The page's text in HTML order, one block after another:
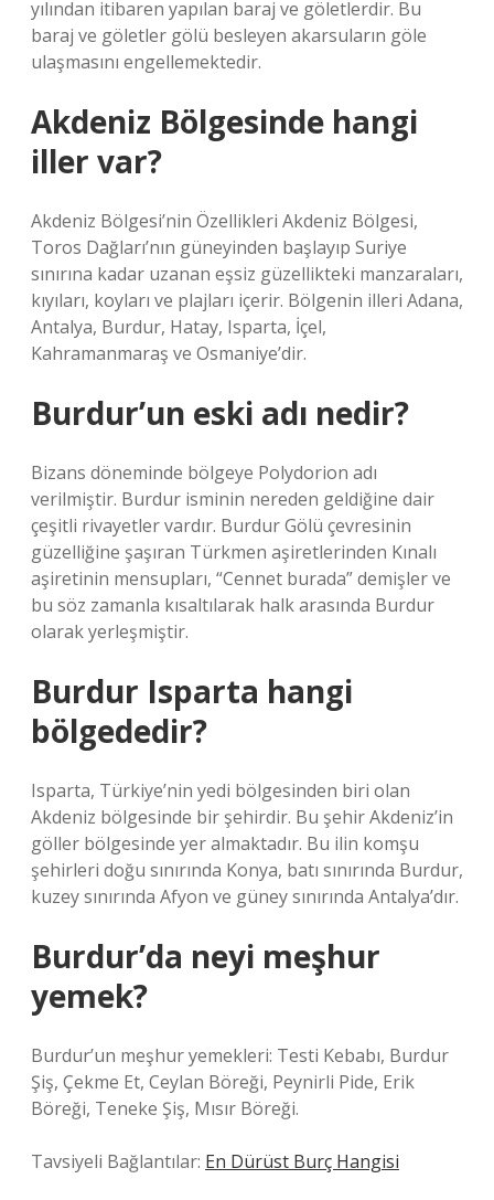
yılından itibaren yapılan baraj ve göletlerdir. Bu
baraj ve göletler gölü besleyen akarsuların göle
ulaşmasını engellemektedir.
Akdeniz Bölgesinde hangi
iller var?
Akdeniz Bölgesi’nin Özellikleri Akdeniz Bölgesi,
Toros Dağları’nın güneyinden başlayıp Suriye
sınırına kadar uzanan eşsiz güzellikteki manzaraları,
kıyıları, koyları ve plajları içerir. Bölgenin illeri Adana,
Antalya, Burdur, Hatay, Isparta, İçel,
Kahramanmaraş ve Osmaniye’dir.
Burdur’un eski adı nedir?
Bizans döneminde bölgeye Polydorion adı
verilmiştir. Burdur isminin nereden geldiğine dair
çeşitli rivayetler vardır. Burdur Gölü çevresinin
güzelliğine şaşıran Türkmen aşiretlerinden Kınalı
aşiretinin mensupları, “Cennet burada” demişler ve
bu söz zamanla kısaltılarak halk arasında Burdur
olarak yerleşmiştir.
Burdur Isparta hangi
bölgededir?
Isparta, Türkiye’nin yedi bölgesinden biri olan
Akdeniz bölgesinde bir şehirdir. Bu şehir Akdeniz’in
göller bölgesinde yer almaktadır. Bu ilin komşu
şehirleri doğu sınırında Konya, batı sınırında Burdur,
kuzey sınırında Afyon ve güney sınırında Antalya’dır.
Burdur’da neyi meşhur
yemek?
Burdur’un meşhur yemekleri: Testi Kebabı, Burdur
Şiş, Çekme Et, Ceylan Böreği, Peynirli Pide, Erik
Böreği, Teneke Şiş, Mısır Böreği.
Tavsiyeli Bağlantılar: En Dürüst Burç Hangisi